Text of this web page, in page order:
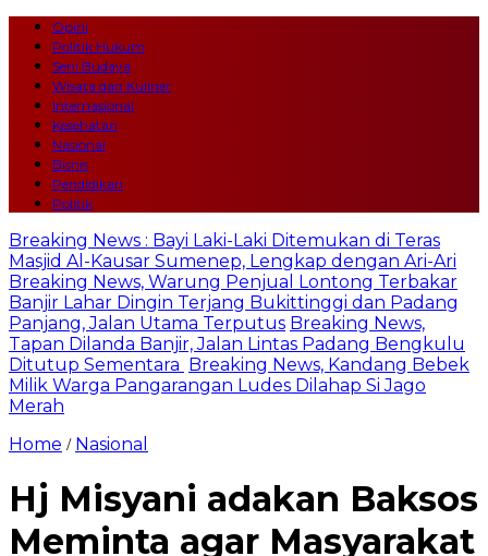
Opini
Politik Hukum
Seni Budaya
Wisata dan Kuliner
Internasional
Kesehatan
Nasional
Bisnis
Pendidikan
Politik
Breaking News : Bayi Laki-Laki Ditemukan di Teras
Masjid Al-Kausar Sumenep, Lengkap dengan Ari-Ari
Breaking News, Warung Penjual Lontong Terbakar
Banjir Lahar Dingin Terjang Bukittinggi dan Padang
Panjang, Jalan Utama Terputus Breaking News,
Tapan Dilanda Banjir, Jalan Lintas Padang Bengkulu
Ditutup Sementara Breaking News, Kandang Bebek
Milik Warga Pangarangan Ludes Dilahap Si Jago
Merah
Home / Nasional
Hj Misyani adakan Baksos
Meminta agar Masyarakat